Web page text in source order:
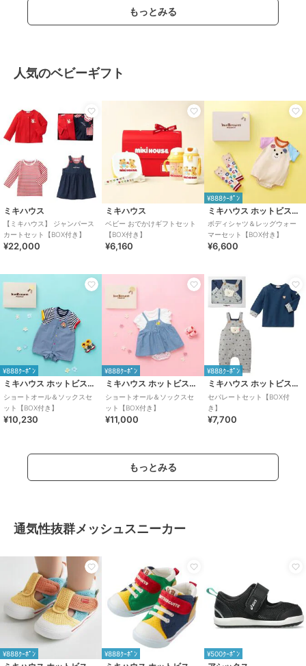
もっとみる
人気のベビーギフト
ミキハウス
【ミキハウス】 ジャンパース
カートセット【BOX付き】
¥22,000
ミキハウス
ベビー おでかけギフトセット
【BOX付き】
¥6,160
¥888ｸｰﾎﾟﾝ
ミキハウス ホットビスケッツ
ボディシャツ＆レッグウォー
マーセット【BOX付き】
¥6,600
¥888ｸｰﾎﾟﾝ
ミキハウス ホットビスケッツ
ショートオール＆ソックスセ
ット【BOX付き】
¥10,230
¥888ｸｰﾎﾟﾝ
ミキハウス ホットビスケッツ
ショートオール＆ソックスセ
ット【BOX付き】
¥11,000
¥888ｸｰﾎﾟﾝ
ミキハウス ホットビスケッツ
セパレートセット【BOX付
き】
¥7,700
もっとみる
通気性抜群メッシュスニーカー
¥888ｸｰﾎﾟﾝ ¥888ｸｰﾎﾟﾝ ¥500ｸｰﾎﾟﾝ